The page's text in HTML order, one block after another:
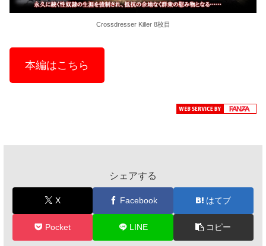
Crossdresser Killer 8枚目
本編はこちら
シェアする
X Facebook はてブ
Pocket LINE コピー